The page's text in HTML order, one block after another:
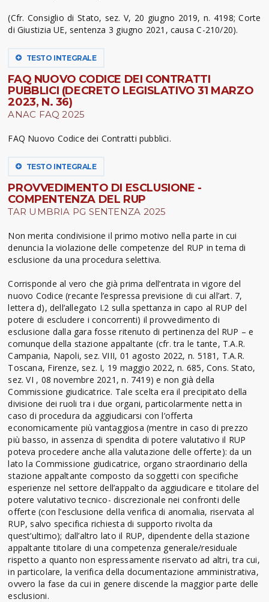
(Cfr. Consiglio di Stato, sez. V, 20 giugno 2019, n. 4198; Corte
di Giustizia UE, sentenza 3 giugno 2021, causa C-210/20).
TESTO INTEGRALE
FAQ NUOVO CODICE DEI CONTRATTI
PUBBLICI (DECRETO LEGISLATIVO 31 MARZO
2023, N. 36)
ANAC FAQ 2025
FAQ Nuovo Codice dei Contratti pubblici.
TESTO INTEGRALE
PROVVEDIMENTO DI ESCLUSIONE -
COMPENTENZA DEL RUP
TAR UMBRIA PG SENTENZA 2025
Non merita condivisione il primo motivo nella parte in cui
denuncia la violazione delle competenze del RUP in tema di
esclusione da una procedura selettiva.
Corrisponde al vero che già prima dell’entrata in vigore del
nuovo Codice (recante l’espressa previsione di cui all’art. 7,
lettera d), dell’allegato I.2 sulla spettanza in capo al RUP del
potere di escludere i concorrenti) il provvedimento di
esclusione dalla gara fosse ritenuto di pertinenza del RUP – e
comunque della stazione appaltante (cfr. tra le tante, T.A.R.
Campania, Napoli, sez. VIII, 01 agosto 2022, n. 5181, T.A.R.
Toscana, Firenze, sez. I, 19 maggio 2022, n. 685, Cons. Stato,
sez. VI , 08 novembre 2021, n. 7419) e non già della
Commissione giudicatrice. Tale scelta era il precipitato della
divisione dei ruoli tra i due organi, particolarmente netta in
caso di procedura da aggiudicarsi con l’offerta
economicamente più vantaggiosa (mentre in caso di prezzo
più basso, in assenza di spendita di potere valutativo il RUP
poteva procedere anche alla valutazione delle offerte): da un
lato la Commissione giudicatrice, organo straordinario della
stazione appaltante composto da soggetti con specifiche
esperienze nel settore dell’appalto da aggiudicare e titolare del
potere valutativo tecnico- discrezionale nei confronti delle
offerte (con l’esclusione della verifica di anomalia, riservata al
RUP, salvo specifica richiesta di supporto rivolta da
quest’ultimo); dall’altro lato il RUP, dipendente della stazione
appaltante titolare di una competenza generale/residuale
rispetto a quanto non espressamente riservato ad altri, tra cui,
in particolare, la verifica della documentazione amministrativa,
ovvero la fase da cui in genere discende la maggior parte delle
esclusioni.